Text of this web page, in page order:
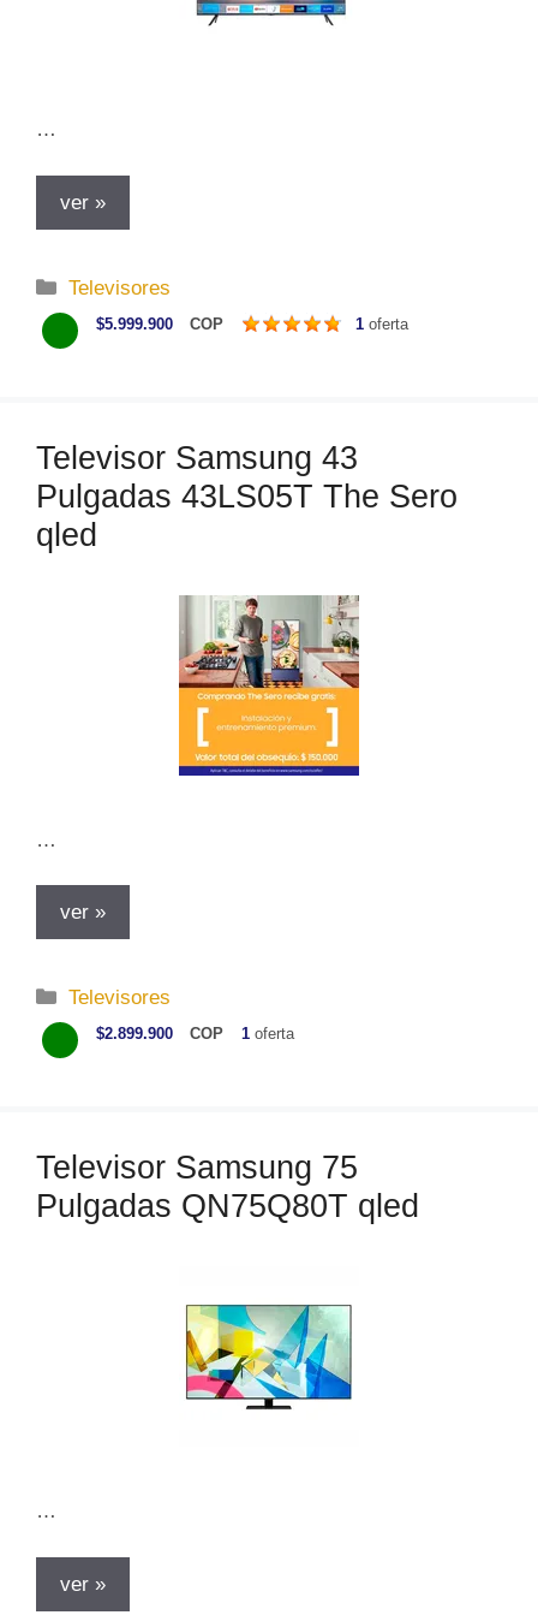
…
ver »
C
a
t
r
í
a
Televisores
$5.999.900 COP 1 oferta
Televisor Samsung 43
Pulgadas 43LS05T The Sero
qled
…
ver »
C
a
t
r
í
Televisores
$2.899.900 COP 1 oferta
Televisor Samsung 75
Pulgadas QN75Q80T qled
…
ver »